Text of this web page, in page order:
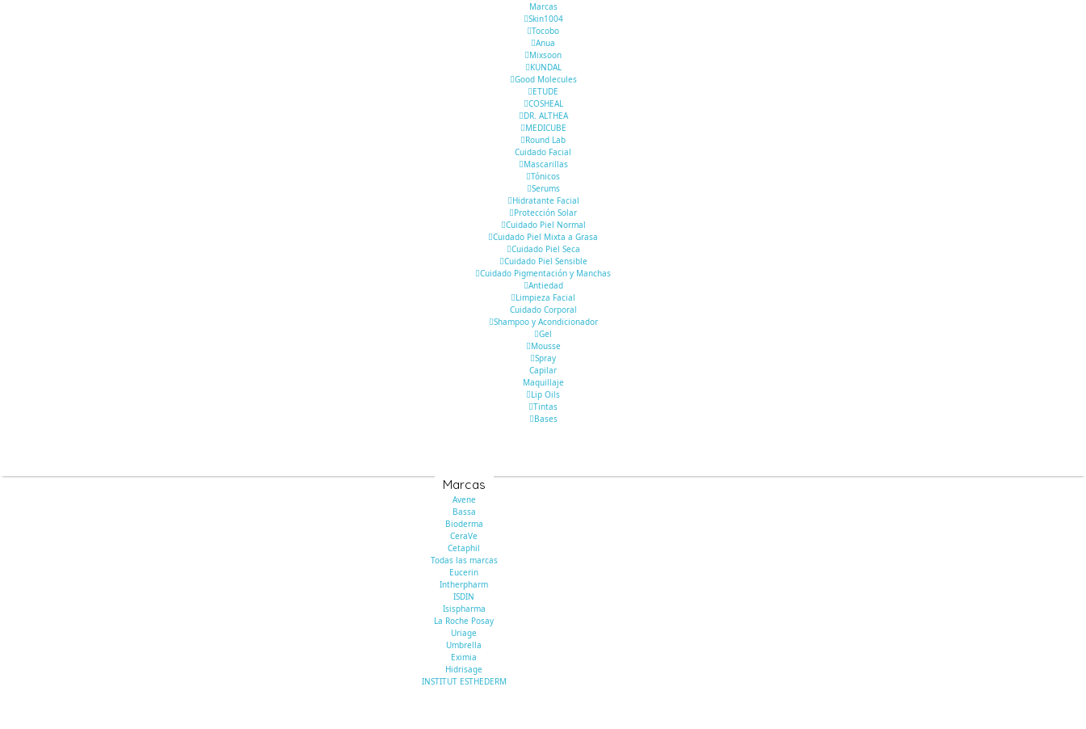
Marcas
Skin1004
Tocobo
Anua
Mixsoon
KUNDAL
Good Molecules
ETUDE
COSHEAL
DR. ALTHEA
MEDICUBE
Round Lab
Cuidado Facial
Mascarillas
Tónicos
Serums
Hidratante Facial
Protección Solar
Cuidado Piel Normal
Cuidado Piel Mixta a Grasa
Cuidado Piel Seca
Cuidado Piel Sensible
Cuidado Pigmentación y Manchas
Antiedad
Limpieza Facial
Cuidado Corporal
Shampoo y Acondicionador
Gel
Mousse
Spray
Capilar
Maquillaje
Lip Oils
Tintas
Bases
Marcas
Avene
Bassa
Bioderma
CeraVe
Cetaphil
Todas las marcas
Eucerin
Intherpharm
ISDIN
Isispharma
La Roche Posay
Uriage
Umbrella
Eximia
Hidrisage
INSTITUT ESTHEDERM